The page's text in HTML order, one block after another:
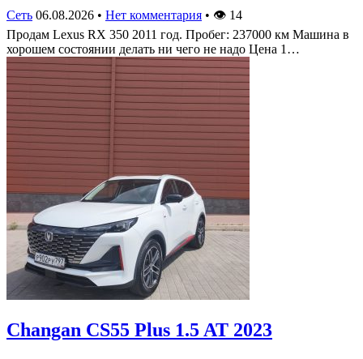
Сеть 06.08.2026 • Нет комментария • 👁 14
Продам Lexus RX 350 2011 год. Пробег: 237000 км Машина в
хорошем состоянии делать ни чего не надо Цена 1…
Changan CS55 Plus 1.5 AT 2023